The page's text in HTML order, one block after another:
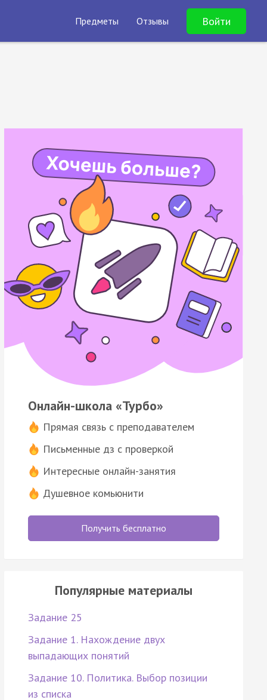
Предметы Отзывы Войти
Онлайн-школа «Турбо»
Прямая связь с преподавателем
Письменные дз с проверкой
Интересные онлайн-занятия
Душевное комьюнити
Получить бесплатно
Популярные материалы
Задание 25
Задание 1. Нахождение двух
выпадающих понятий
Задание 10. Политика. Выбор позиции
из списка